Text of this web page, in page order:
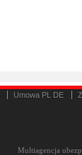
Umowa PL DE
Multiagencja